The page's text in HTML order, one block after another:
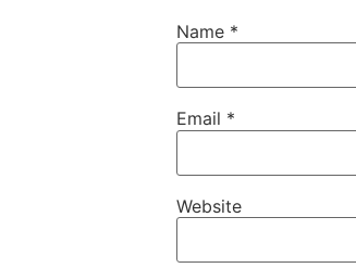
Name *
Email *
Website